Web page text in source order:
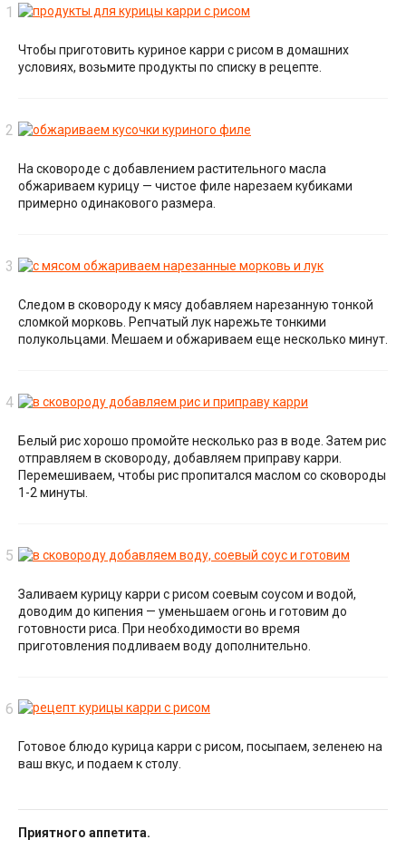
Чтобы приготовить куриное карри с рисом в домашних
условиях, возьмите продукты по списку в рецепте.
На сковороде с добавлением растительного масла
обжариваем курицу — чистое филе нарезаем кубиками
примерно одинакового размера.
Следом в сковороду к мясу добавляем нарезанную тонкой
сломкой морковь. Репчатый лук нарежьте тонкими
полукольцами. Мешаем и обжариваем еще несколько минут.
Белый рис хорошо промойте несколько раз в воде. Затем рис
отправляем в сковороду, добавляем приправу карри.
Перемешиваем, чтобы рис пропитался маслом со сковороды
1-2 минуты.
Заливаем курицу карри с рисом соевым соусом и водой,
доводим до кипения — уменьшаем огонь и готовим до
готовности риса. При необходимости во время
приготовления подливаем воду дополнительно.
Готовое блюдо курица карри с рисом, посыпаем, зеленею на
ваш вкус, и подаем к столу.
Приятного аппетита.